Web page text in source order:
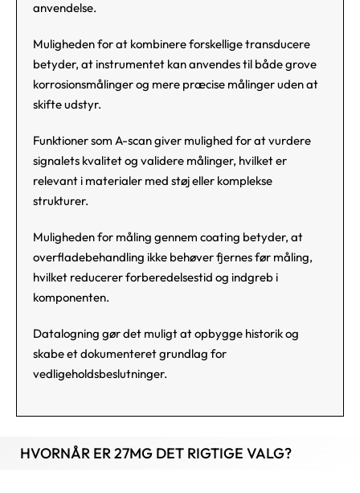
anvendelse.
Muligheden for at kombinere forskellige transducere
betyder, at instrumentet kan anvendes til både grove
korrosionsmålinger og mere præcise målinger uden at
skifte udstyr.
Funktioner som A-scan giver mulighed for at vurdere
signalets kvalitet og validere målinger, hvilket er
relevant i materialer med støj eller komplekse
strukturer.
Muligheden for måling gennem coating betyder, at
overfladebehandling ikke behøver fjernes før måling,
hvilket reducerer forberedelsestid og indgreb i
komponenten.
Datalogning gør det muligt at opbygge historik og
skabe et dokumenteret grundlag for
vedligeholdsbeslutninger.
HVORNÅR ER 27MG DET RIGTIGE VALG?